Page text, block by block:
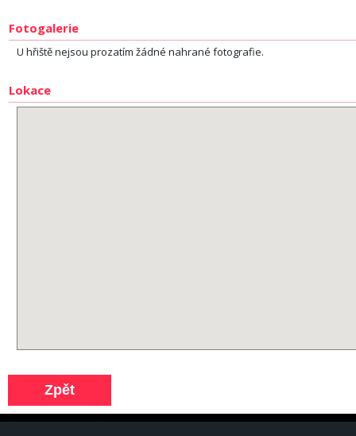
Fotogalerie
U hřiště nejsou prozatím žádné nahrané fotografie.
Lokace